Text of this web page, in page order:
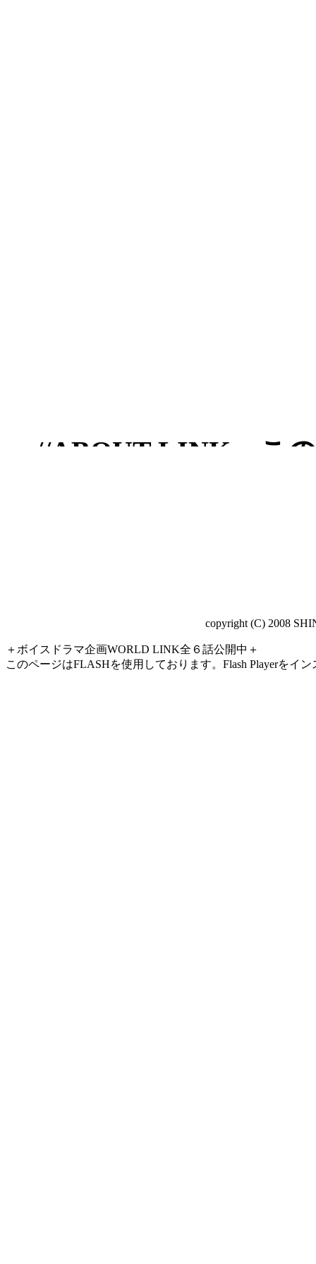
copyright (C) 2008
＋ボイスドラマ企画WORLD LINK全６話公開中＋
このページはFLASHを使用しております。Flash Playerをイ